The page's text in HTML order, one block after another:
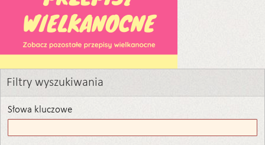
Filtry wyszukiwania
Słowa kluczowe